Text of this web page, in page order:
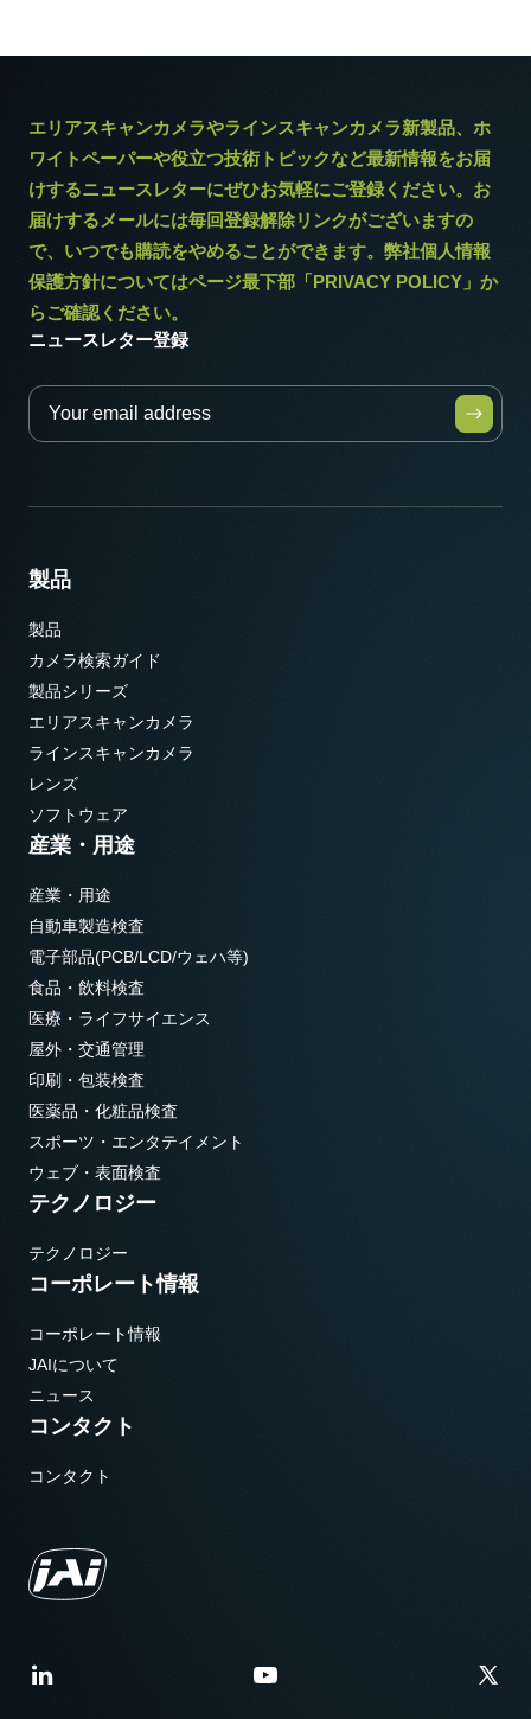
エリアスキャンカメラやラインスキャンカメラ新製品、ホ
ワイトペーパーや役立つ技術トピックなど最新情報をお届
けするニュースレターにぜひお気軽にご登録ください。お
届けするメールには毎回登録解除リンクがございますの
で、いつでも購読をやめることができます。弊社個人情報
保護方針についてはページ最下部「PRIVACY POLICY」か
らご確認ください。
ニュースレター登録
製品
製品
カメラ検索ガイド
製品シリーズ
エリアスキャンカメラ
ラインスキャンカメラ
レンズ
ソフトウェア
産業・用途
産業・用途
自動車製造検査
電子部品(PCB/LCD/ウェハ等)
食品・飲料検査
医療・ライフサイエンス
屋外・交通管理
印刷・包装検査
医薬品・化粧品検査
スポーツ・エンタテイメント
ウェブ・表面検査
テクノロジー
テクノロジー
コーポレート情報
コーポレート情報
JAIについて
ニュース
コンタクト
コンタクト